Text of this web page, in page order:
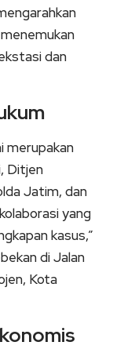
dan
merupakan
Ditjen
Jatim, dan
yang
kasus,”
di Jalan
Kota